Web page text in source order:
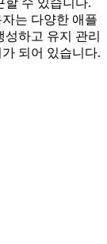
할 수 있습니다.
는 다양한 애플
하고 유지 관리
되어 있습니다.